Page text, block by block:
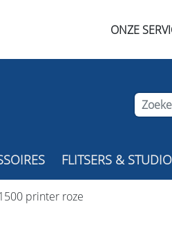
ONZE
FLITSERS & STUDIO
printer roze